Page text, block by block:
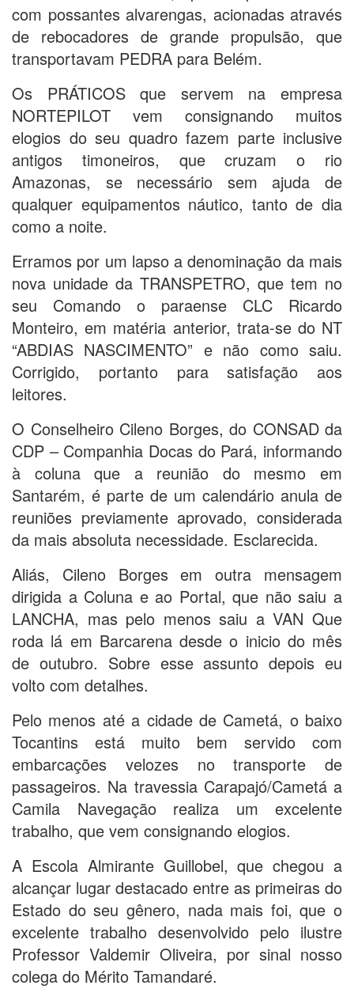
com possantes alvarengas, acionadas através
de rebocadores de grande propulsão, que
transportavam PEDRA para Belém.
Os PRÁTICOS que servem na empresa
NORTEPILOT vem consignando muitos
elogios do seu quadro fazem parte inclusive
antigos timoneiros, que cruzam o rio
Amazonas, se necessário sem ajuda de
qualquer equipamentos náutico, tanto de dia
como a noite.
Erramos por um lapso a denominação da mais
nova unidade da TRANSPETRO, que tem no
seu Comando o paraense CLC Ricardo
Monteiro, em matéria anterior, trata-se do NT
“ABDIAS NASCIMENTO” e não como saiu.
Corrigido, portanto para satisfação aos
leitores.
O Conselheiro Cileno Borges, do CONSAD da
CDP – Companhia Docas do Pará, informando
à coluna que a reunião do mesmo em
Santarém, é parte de um calendário anula de
reuniões previamente aprovado, considerada
da mais absoluta necessidade. Esclarecida.
Aliás, Cileno Borges em outra mensagem
dirigida a Coluna e ao Portal, que não saiu a
LANCHA, mas pelo menos saiu a VAN Que
roda lá em Barcarena desde o inicio do mês
de outubro. Sobre esse assunto depois eu
volto com detalhes.
Pelo menos até a cidade de Cametá, o baixo
Tocantins está muito bem servido com
embarcações velozes no transporte de
passageiros. Na travessia Carapajó/Cametá a
Camila Navegação realiza um excelente
trabalho, que vem consignando elogios.
A Escola Almirante Guillobel, que chegou a
alcançar lugar destacado entre as primeiras do
Estado do seu gênero, nada mais foi, que o
excelente trabalho desenvolvido pelo ilustre
Professor Valdemir Oliveira, por sinal nosso
colega do Mérito Tamandaré.